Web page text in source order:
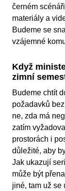
černém
materiály a
Budeme se
vzájemné
Když
zimní
Budeme chtít
požadavků
ne, zda má
zatím
prostorách i
důležité, aby
Jak ukazují
může být
jiné, tam už se